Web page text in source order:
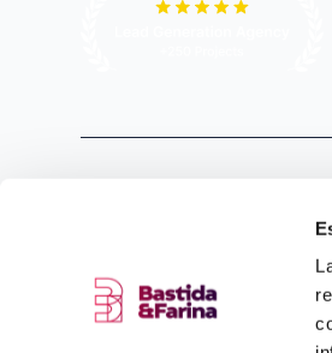
©2024 Bastida&Farina.